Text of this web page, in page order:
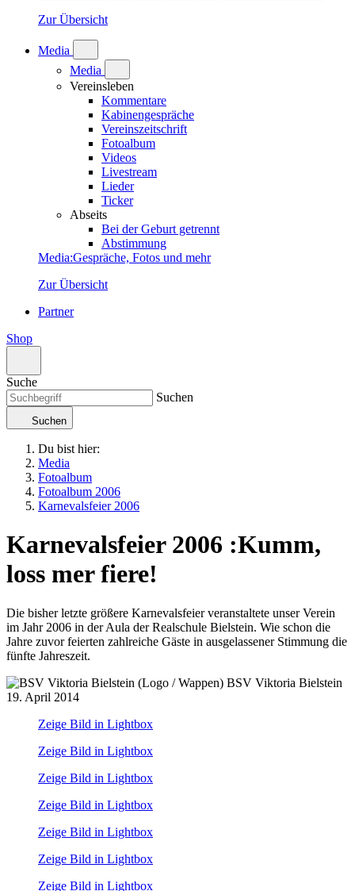
Zur Übersicht
Media
Media
Vereinsleben
Kommentare
Kabinengespräche
Vereinszeitschrift
Fotoalbum
Videos
Livestream
Lieder
Ticker
Abseits
Bei der Geburt getrennt
Abstimmung
Media:Gespräche, Fotos und mehr
Zur Übersicht
Partner
Shop
Suche
Suchen
Suchen
Du bist hier:
Media
Fotoalbum
Fotoalbum 2006
Karnevalsfeier 2006
Karnevalsfeier 2006 :Kumm,
loss mer fiere!
Die bisher letzte größere Karnevalsfeier veranstaltete unser Verein
im Jahr 2006 in der Aula der Realschule Bielstein. Wie schon die
Jahre zuvor feierten zahlreiche Gäste in ausgelassener Stimmung die
fünfte Jahreszeit.
BSV Viktoria Bielstein
19. April 2014
Zeige Bild in Lightbox
Zeige Bild in Lightbox
Zeige Bild in Lightbox
Zeige Bild in Lightbox
Zeige Bild in Lightbox
Zeige Bild in Lightbox
Zeige Bild in Lightbox